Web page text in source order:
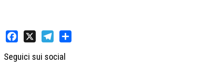
Seguici sui social